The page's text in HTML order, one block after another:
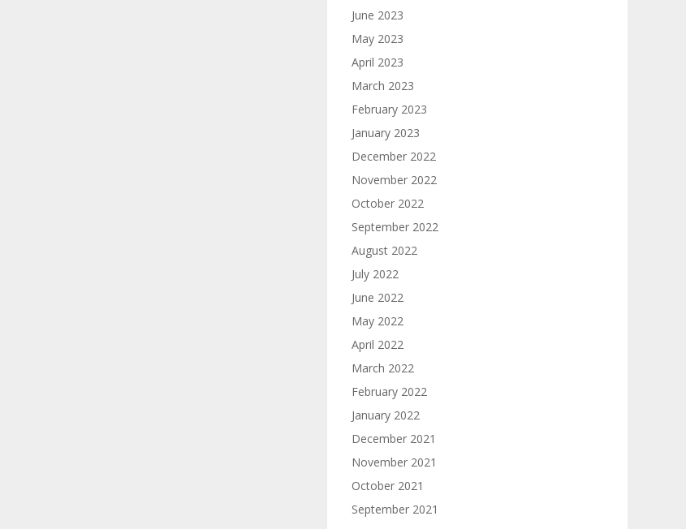
June 2023
May 2023
April 2023
March 2023
February 2023
January 2023
December 2022
November 2022
October 2022
September 2022
August 2022
July 2022
June 2022
May 2022
April 2022
March 2022
February 2022
January 2022
December 2021
November 2021
October 2021
September 2021